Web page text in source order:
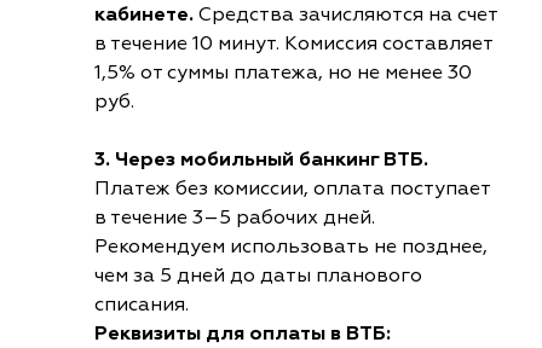
кабинете. Средства зачисляются на счет
в течение 10 минут. Комиссия составляет
1,5% от суммы платежа, но не менее 30
руб.
3. Через мобильный банкинг ВТБ.
Платеж без комиссии, оплата поступает
в течение 3–5 рабочих дней.
Рекомендуем использовать не позднее,
чем за 5 дней до даты планового
списания.
Реквизиты для оплаты в ВТБ: